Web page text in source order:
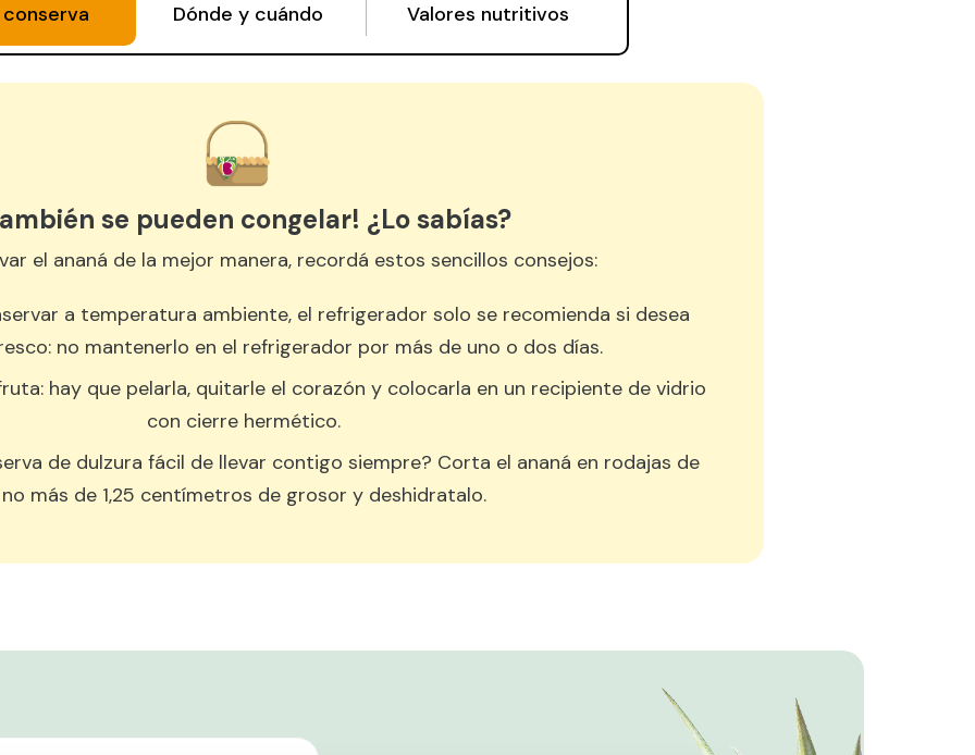
Dónde y cuándo Valores nutritivos
se pueden congelar! ¿Lo sabías?
el ananá de la mejor manera, recordá estos sencillos consejos:
a temperatura ambiente, el refrigerador solo se recomienda si desea
no mantenerlo en el refrigerador por más de uno o dos días.
hay que pelarla, quitarle el corazón y colocarla en un recipiente de vidrio
con cierre hermético.
de dulzura fácil de llevar contigo siempre? Corta el ananá en rodajas de
no más de 1,25 centímetros de grosor y deshidratalo.